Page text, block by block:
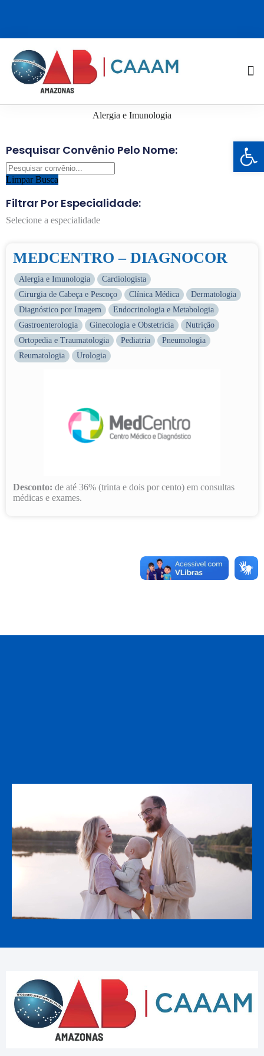
Alergia e Imunologia
Pesquisar Convênio Pelo Nome:
Limpar Busca
Filtrar Por Especialidade:
Selecione a especialidade
MEDCENTRO – DIAGNOCOR
Alergia e Imunologia
Cardiologista
Cirurgia de Cabeça e Pescoço
Clínica Médica
Dermatologia
Diagnóstico por Imagem
Endocrinologia e Metabologia
Gastroenterologia
Ginecologia e Obstetrícia
Nutrição
Ortopedia e Traumatologia
Pediatria
Pneumologia
Reumatologia
Urologia
Desconto: de até 36% (trinta e dois por cento) em consultas
médicas e exames.
Barra de Ferramentas Aberta